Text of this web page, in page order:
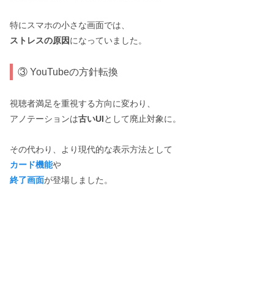
特にスマホの小さな画面では、
ストレスの原因になっていました。
③ YouTubeの方針転換
視聴者満足を重視する方向に変わり、
アノテーションは古いUIとして廃止対象に。
その代わり、より現代的な表示方法として
カード機能や
終了画面が登場しました。